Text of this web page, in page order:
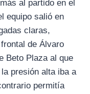
al partido en el
equipo salió en
claras,
de Álvaro
Beto Plaza al que
presión alta iba a
permitía